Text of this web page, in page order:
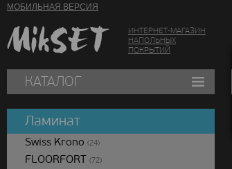
МОБИЛЬНАЯ ВЕРСИЯ
ИНТЕРНЕТ-МАГАЗИН
НАПОЛЬНЫХ
ПОКРЫТИЙ
КАТАЛОГ
Ламинат
Swiss Krono (24)
FLOORFORT (72)